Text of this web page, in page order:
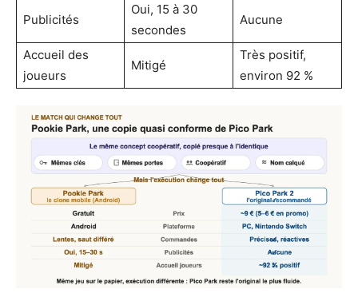
Publicités
Oui, 15 à 30
secondes
Aucune
Accueil des
joueurs
Mitigé
Très positif,
environ 92 %